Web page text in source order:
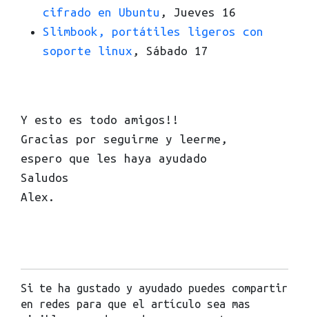
cifrado en Ubuntu , Jueves 16
Slimbook, portátiles ligeros con
soporte linux , Sábado 17
Y esto es todo amigos!!
Gracias por seguirme y leerme,
espero que les haya ayudado
Saludos
Alex.
Si te ha gustado y ayudado puedes compartir
en redes para que el artículo sea mas